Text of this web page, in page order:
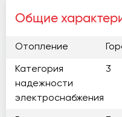
Общие
Отопление
Категория
надежности
электроснабжения
3